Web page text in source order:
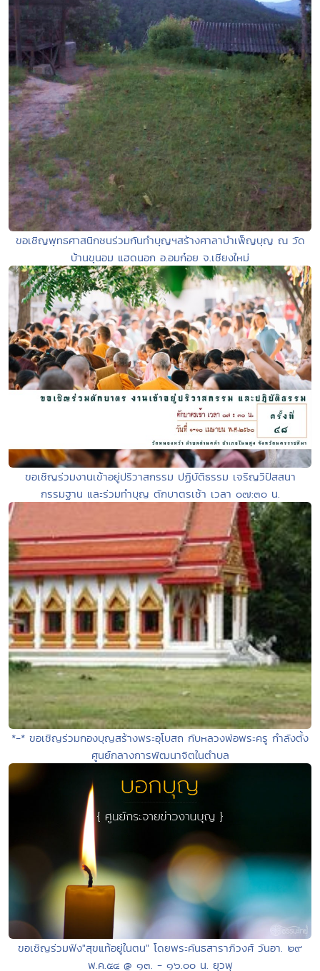
ขอเชิญพุทธศาสนิกชนร่วมกันทำบุญฯสร้างศาลาบำเพ็ญบุญ ณ วัด
บ้านขุนอม แฮดนอก อ.อมก๋อย จ.เชียงใหม่
ขอเชิญร่วมงานเข้าอยู่ปริวาสกรรม ปฏิบัติธรรม เจริญวิปัสสนา
กรรมฐาน และร่วมทำบุญ ตักบาตรเช้า เวลา ๐๗:๓๐ น.
*-* ขอเชิญร่วมกองบุญสร้างพระอุโบสถ กับหลวงพ่อพระครู กำลังตั้ง
ศูนย์กลางการพัฒนาจิตในตำบล
ขอเชิญร่วมฟัง"สุขแท้อยู่ในตน" โดยพระคันธสาราภิวงศ์ วันอา. ๒๙
พ.ค.๕๔ @ ๑๓. - ๑๖.๐๐ น. ยุวพุ